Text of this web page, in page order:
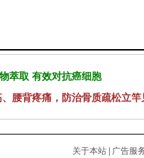
萃取 有效对抗癌细胞
腰背疼痛，防治骨质疏松立竿
关于本站 | 广告服